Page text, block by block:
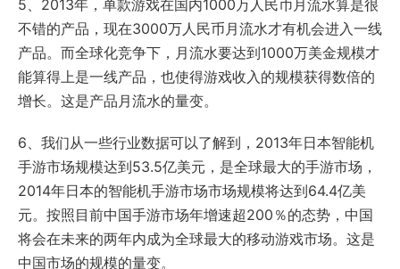
5、2013年，单款游戏在国内1000万人民币月流水算是很
不错的产品，现在3000万人民币月流水才有机会进入一线
产品。而全球化竞争下，月流水要达到1000万美金规模才
能算得上是一线产品，也使得游戏收入的规模获得数倍的
增长。这是产品月流水的量变。
6、我们从一些行业数据可以了解到，2013年日本智能机
手游市场规模达到53.5亿美元，是全球最大的手游市场，
2014年日本的智能机手游市场市场规模将达到64.4亿美
元。按照目前中国手游市场年增速超200％的态势，中国
将会在未来的两年内成为全球最大的移动游戏市场。这是
中国市场的规模的量变。